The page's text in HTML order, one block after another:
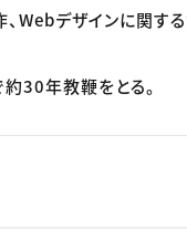
、Webデザインに関す
30年教鞭をとる。